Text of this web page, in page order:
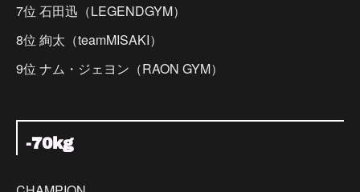
7位 石田迅（LEGENDGYM）
8位 絢太（teamMISAKI）
9位 ナム・ジェヨン（RAON GYM）
-70kg